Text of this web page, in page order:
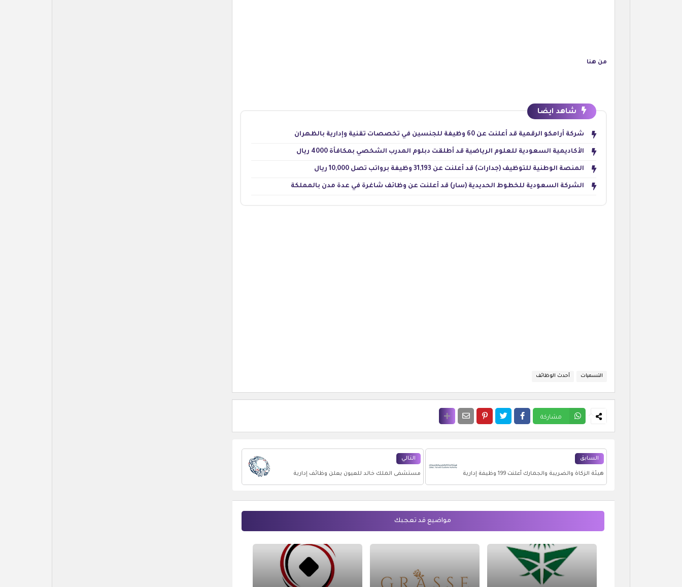
من هنا
شاهد ايضا
شركة أرامكو الرقمية قد أعلنت عن 60 وظيفة للجنسين في تخصصات تقنية وإدارية بالظهران
الأكاديمية السعودية للعلوم الرياضية قد أطلقت دبلوم المدرب الشخصي بمكافأة 4000 ريال
المنصة الوطنية للتوظيف (جدارات) قد أعلنت عن 31,193 وظيفة برواتب تصل 10,000 ريال
الشركة السعودية للخطوط الحديدية (سار) قد أعلنت عن وظائف شاغرة في عدة مدن بالمملكة
التسميات أحدث الوظائف
مشاركة
التالي
مستشفى الملك خالد للعيون يعلن وظائف إدارية
السابق
هيئة الزكاة والضريبة والجمارك أعلنت 199 وظيفة إدارية
مواضيع قد تعجبك